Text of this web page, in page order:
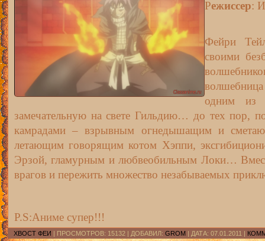
Режиссер:
Фейри
своими
одним из
замечательную на свете Гильдию… до тех пор,
камрадами – взрывным огнедышащим и
летающим говорящим котом Хэппи,
Эрзой, гламурным и любвеобильным Локи…
врагов и пережить множество незабываемых
P.S:Аниме супер!!!
ХВОСТ ФЕИ | ПРОСМОТРОВ: 15132 | ДОБАВИЛ: GROM | ДАТА: 07.01.2011 |